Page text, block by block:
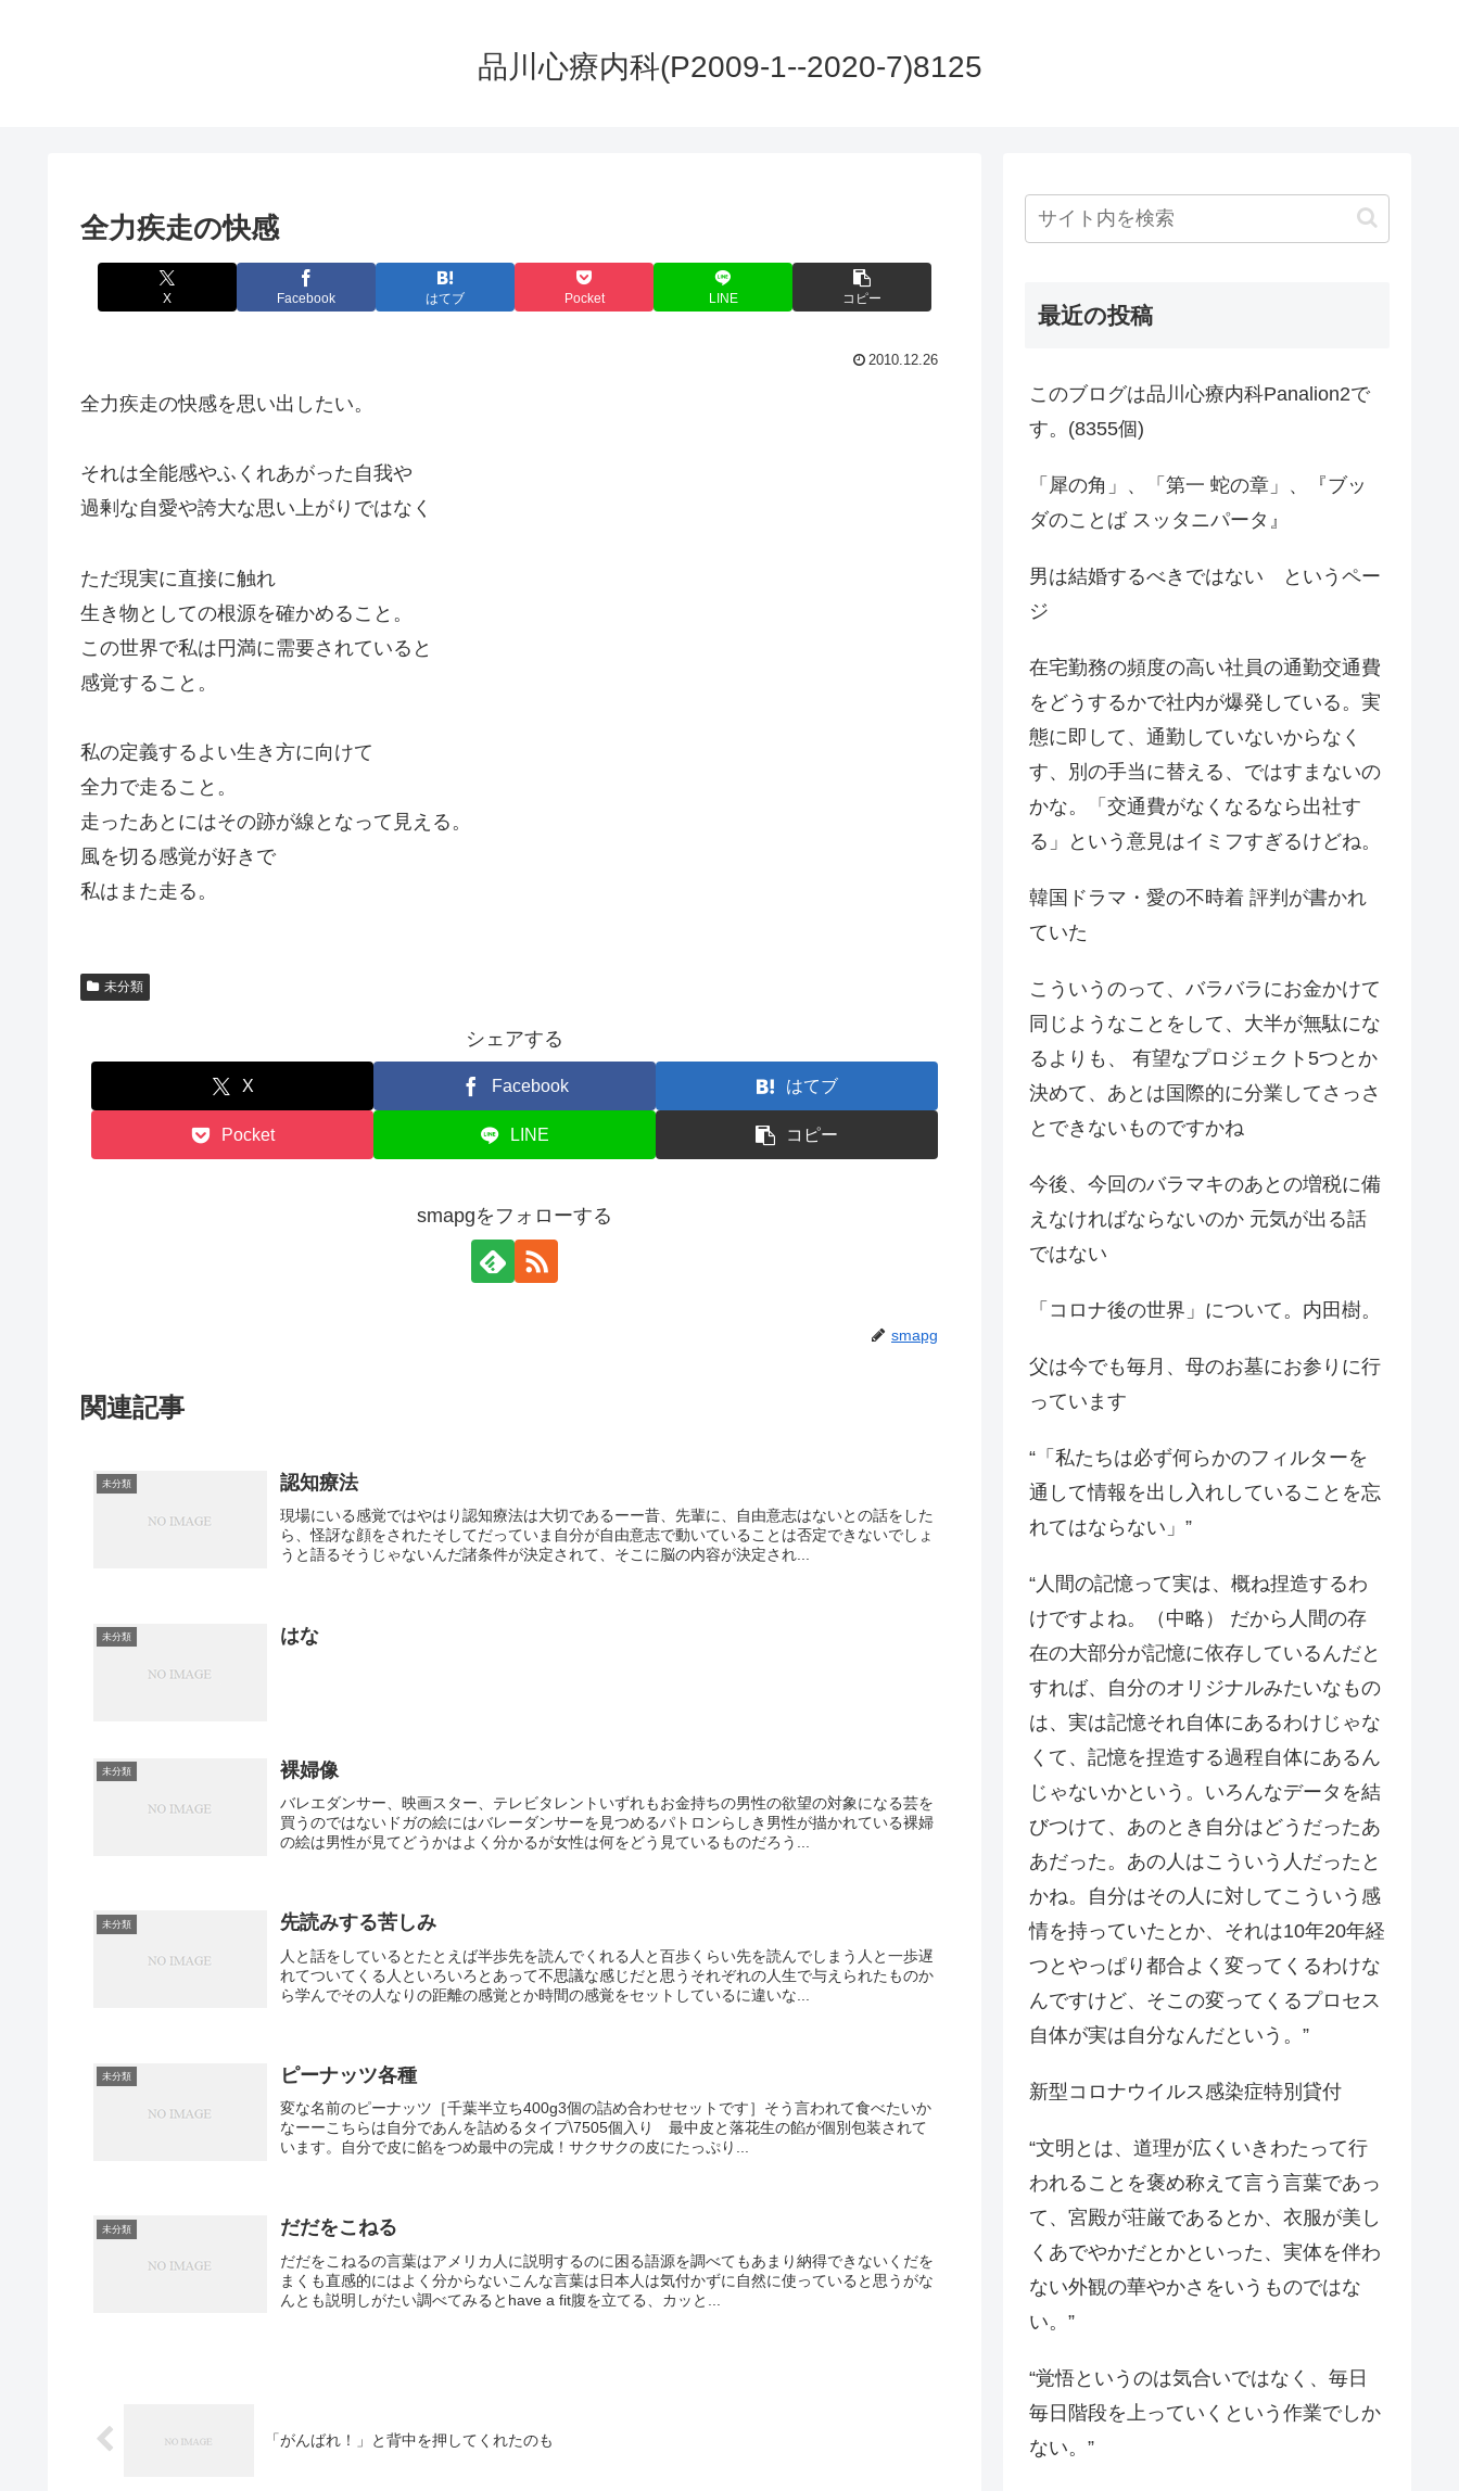
品川心療内科(P2009-1--2020-7)8125
全力疾走の快感
X Facebook はてブ Pocket LINE コピー
2010.12.26
全力疾走の快感を思い出したい。
それは全能感やふくれあがった自我や
過剰な自愛や誇大な思い上がりではなく
ただ現実に直接に触れ
生き物としての根源を確かめること。
この世界で私は円満に需要されていると
感覚すること。
私の定義するよい生き方に向けて
全力で走ること。
走ったあとにはその跡が線となって見える。
風を切る感覚が好きで
私はまた走る。
未分類
シェアする
X Facebook はてブ
Pocket LINE コピー
smapgをフォローする
smapg
関連記事
未分類 認知療法
現場にいる感覚ではやはり認知療法は大切であるーー昔、先輩に、自由意志はないとの話をした
ら、怪訝な顔をされたそしてだっていま自分が自由意志で動いていることは否定できないでしょ
うと語るそうじゃないんだ諸条件が決定されて、そこに脳の内容が決定され...
未分類 はな
未分類 裸婦像
バレエダンサー、映画スター、テレビタレントいずれもお金持ちの男性の欲望の対象になる芸を
買うのではないドガの絵にはバレーダンサーを見つめるパトロンらしき男性が描かれている裸婦
の絵は男性が見てどうかはよく分かるが女性は何をどう見ているものだろう...
未分類 先読みする苦しみ
人と話をしているとたとえば半歩先を読んでくれる人と百歩くらい先を読んでしまう人と一歩遅
れてついてくる人といろいろとあって不思議な感じだと思うそれぞれの人生で与えられたものか
ら学んでその人なりの距離の感覚とか時間の感覚をセットしているに違いな...
未分類 ピーナッツ各種
変な名前のピーナッツ［千葉半立ち400g3個の詰め合わせセットです］そう言われて食べたいか
なーーこちらは自分であんを詰めるタイプ\7505個入り 最中皮と落花生の餡が個別包装されて
います。自分で皮に餡をつめ最中の完成！サクサクの皮にたっぷり...
未分類 だだをこねる
だだをこねるの言葉はアメリカ人に説明するのに困る語源を調べてもあまり納得できないくだを
まくも直感的にはよく分からないこんな言葉は日本人は気付かずに自然に使っていると思うがな
んとも説明しがたい調べてみるとhave a fit腹を立てる、カッと...
「がんばれ！」と背中を押してくれたのも
最近の投稿
このブログは品川心療内科Panalion2で
す。(8355個)
「犀の角」、「第一 蛇の章」、『ブッ
ダのことば スッタニパータ』
男は結婚するべきではない というペー
ジ
在宅勤務の頻度の高い社員の通勤交通費
をどうするかで社内が爆発している。実
態に即して、通勤していないからなく
す、別の手当に替える、ではすまないの
かな。「交通費がなくなるなら出社す
る」という意見はイミフすぎるけどね。
韓国ドラマ・愛の不時着 評判が書かれ
ていた
こういうのって、バラバラにお金かけて
同じようなことをして、大半が無駄にな
るよりも、 有望なプロジェクト5つとか
決めて、あとは国際的に分業してさっさ
とできないものですかね
今後、今回のバラマキのあとの増税に備
えなければならないのか 元気が出る話
ではない
「コロナ後の世界」について。内田樹。
父は今でも毎月、母のお墓にお参りに行
っています
“「私たちは必ず何らかのフィルターを
通して情報を出し入れしていることを忘
れてはならない」”
“人間の記憶って実は、概ね捏造するわ
けですよね。（中略） だから人間の存
在の大部分が記憶に依存しているんだと
すれば、自分のオリジナルみたいなもの
は、実は記憶それ自体にあるわけじゃな
くて、記憶を捏造する過程自体にあるん
じゃないかという。いろんなデータを結
びつけて、あのとき自分はどうだったあ
あだった。あの人はこういう人だったと
かね。自分はその人に対してこういう感
情を持っていたとか、それは10年20年経
つとやっぱり都合よく変ってくるわけな
んですけど、そこの変ってくるプロセス
自体が実は自分なんだという。”
新型コロナウイルス感染症特別貸付
“文明とは、道理が広くいきわたって行
われることを褒め称えて言う言葉であっ
て、宮殿が荘厳であるとか、衣服が美し
くあでやかだとかといった、実体を伴わ
ない外観の華やかさをいうものではな
い。”
“覚悟というのは気合いではなく、毎日
毎日階段を上っていくという作業でしか
ない。”